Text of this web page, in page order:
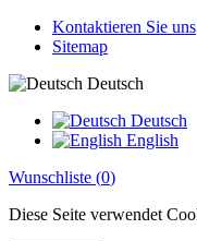
Kontaktieren Sie uns
Sitemap
Deutsch
Deutsch
English
Wunschliste (0)
Diese Seite verwendet